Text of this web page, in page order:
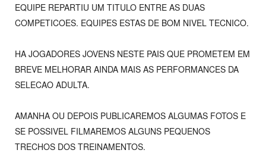
EQUIPE REPARTIU UM TITULO ENTRE AS DUAS
COMPETICOES. EQUIPES ESTAS DE BOM NIVEL TECNICO.
HA JOGADORES JOVENS NESTE PAIS QUE PROMETEM EM
BREVE MELHORAR AINDA MAIS AS PERFORMANCES DA
SELECAO ADULTA.
AMANHA OU DEPOIS PUBLICAREMOS ALGUMAS FOTOS E
SE POSSIVEL FILMAREMOS ALGUNS PEQUENOS
TRECHOS DOS TREINAMENTOS.